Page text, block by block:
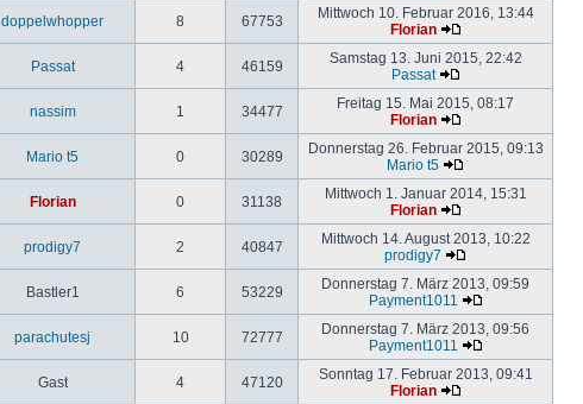
doppelwhopper 8 67753
Mittwoch 10. Februar 2016, 13:44
Florian
Passat 4 46159
Samstag 13. Juni 2015, 22:42
Passat
nassim 1 34477
Freitag 15. Mai 2015, 08:17
Florian
Mario t5 0 30289
Donnerstag 26. Februar 2015, 09:13
Mario t5
Florian 0 31138
Mittwoch 1. Januar 2014, 15:31
Florian
prodigy7 2 40847
Mittwoch 14. August 2013, 10:22
prodigy7
Bastler1 6 53229
Donnerstag 7. März 2013, 09:59
Payment1011
parachutesj 10 72777
Donnerstag 7. März 2013, 09:56
Payment1011
Gast 4 47120
Sonntag 17. Februar 2013, 09:41
Florian